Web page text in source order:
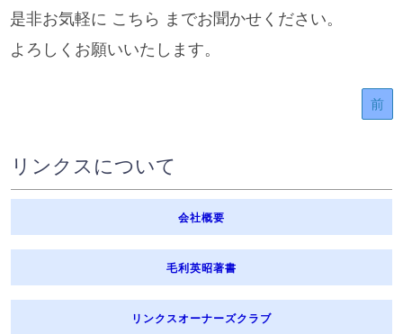
是非お気軽に こちら までお聞かせください。
よろしくお願いいたします。
前
リンクスについて
会社概要
毛利英昭著書
リンクスオーナーズクラブ